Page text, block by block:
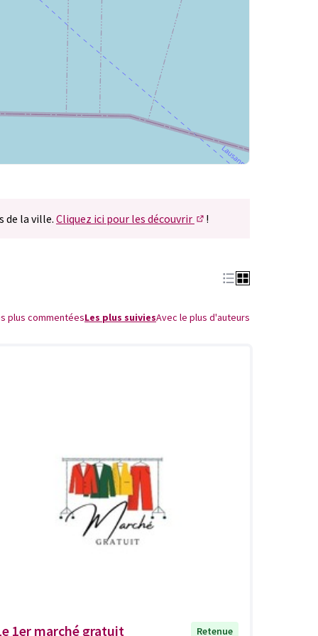
de la ville. Cliquez ici pour les découvrir
!
plus commentéesLes plus suiviesAvec le plus d'auteurs
1er marché gratuit
Retenue